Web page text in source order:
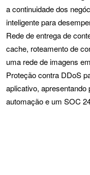
a continuidade dos
inteligente para
Rede de entrega de
cache, roteamento de
uma rede de imagens
Proteção contra DDoS
aplicativo,
automação e um SOC